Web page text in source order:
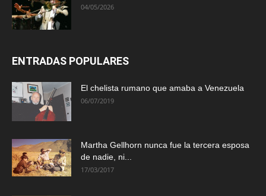
04/05/2026
ENTRADAS POPULARES
El chelista rumano que amaba a Venezuela
06/07/2019
Martha Gellhorn nunca fue la tercera esposa
de nadie, ni...
17/03/2017